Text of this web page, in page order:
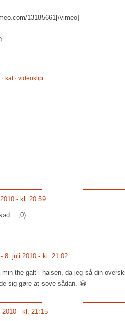
13185661[/vimeo]
· kat · videoklip
- kl. 20:59
;0)
- 8. juli 2010 - kl. 21:02
min the galt i halsen, da jeg så din
sig gøre at sove sådan. 😀
2010 - kl. 21:15